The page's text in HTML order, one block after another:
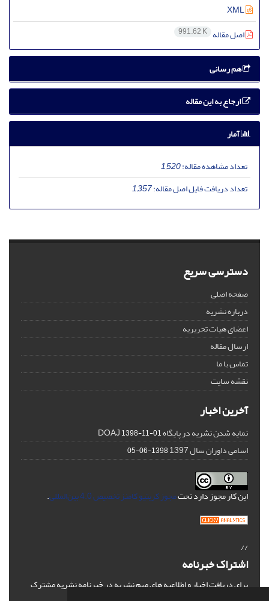
اصل مقاله 991.62 K
هم رسانی
ارجاع به این مقاله
آمار
تعداد مشاهده مقاله:1,520
تعداد دریافت فایل اصل مقاله:1,357
دسترسی سریع
صفحه اصلی
درباره نشریه
اعضای هیات تحریریه
ارسال مقاله
تماس با ما
نقشه سایت
آخرین اخبار
نمایه شدن نشریه در پایگاه DOAJ1398-11-01
اسامی داوران سال 1397 1398-06-05
این کار مجوز دارد تحتمجوز کریتیو کامنز تخصیص 4.0 بین‌المللی .
//
اشتراک خبرنامه
برای دریافت اخبار و اطلاعیه های مهم نشریه در خبرنامه نشریه مشترک